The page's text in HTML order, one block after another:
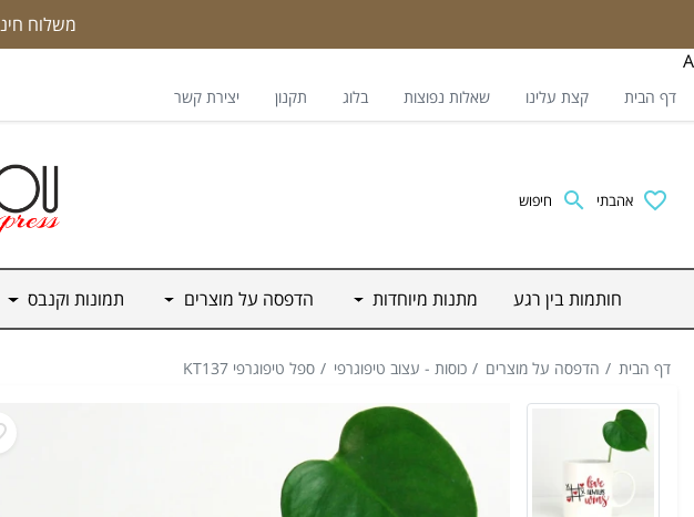
משלוח
A
דף הבית קצת עלינו שאלות נפוצות בלוג תקנון יצירת קשר
אהבתי חיפוש
חותמות בין רגע מתנות מיוחדות הדפסה על מוצרים תמונות וקנבס
דף הבית הדפסה על מוצרים כוסות - עצוב טיפוגרפי ספל טיפוגרפי KT137